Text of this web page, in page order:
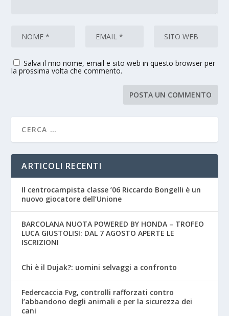
Salva il mio nome, email e sito web in questo browser per
la prossima volta che commento.
ARTICOLI RECENTI
Il centrocampista classe ’06 Riccardo Bongelli è un
nuovo giocatore dell’Unione
BARCOLANA NUOTA POWERED BY HONDA – TROFEO
LUCA GIUSTOLISI: DAL 7 AGOSTO APERTE LE
ISCRIZIONI
Chi è il Dujak?: uomini selvaggi a confronto
Federcaccia Fvg, controlli rafforzati contro
l’abbandono degli animali e per la sicurezza dei
cani